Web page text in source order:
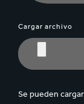
Cargar archivo
Se pueden